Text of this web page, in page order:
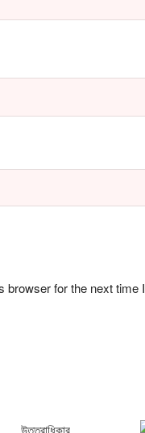
browser for the next time